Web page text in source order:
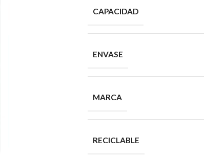
CAPACIDAD
ENVASE
MARCA
RECICLABLE